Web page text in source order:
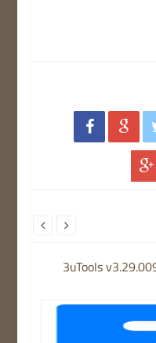
 
3uTools
 